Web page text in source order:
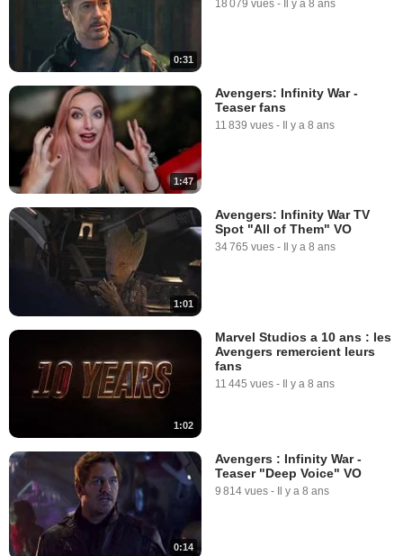
0:31
18 079 vues - Il y a 8 ans
1:47
Avengers: Infinity War -
Teaser fans
11 839 vues - Il y a 8 ans
1:01
Avengers: Infinity War TV
Spot "All of Them" VO
34 765 vues - Il y a 8 ans
1:02
Marvel Studios a 10 ans : les
Avengers remercient leurs
fans
11 445 vues - Il y a 8 ans
0:14
Avengers : Infinity War -
Teaser "Deep Voice" VO
9 814 vues - Il y a 8 ans